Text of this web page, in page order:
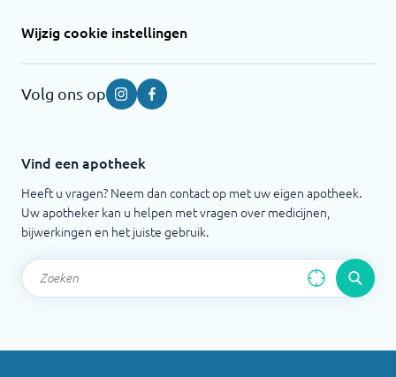
Wijzig cookie instellingen
Volg ons op InstagramFacebook
Vind een apotheek
Heeft u vragen? Neem dan contact op met uw eigen apotheek.
Uw apotheker kan u helpen met vragen over medicijnen,
bijwerkingen en het juiste gebruik.